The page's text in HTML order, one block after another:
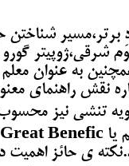
برتر،مسیر
شرقی،ژوپیتر
به عنوان معلم
نقش راهنمای
تنشی نیز
ی حائز اهمیت